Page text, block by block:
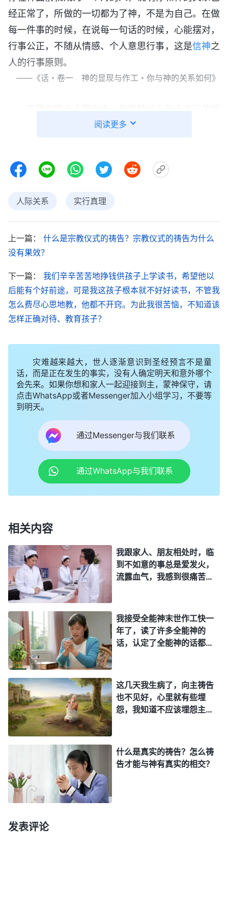
经正常了，所做的一切都为了神，不是为自己。在做
每一件事的时候，在说每一句话的时候，心能摆对，
行事公正，不随从情感、个人意思行事，这是信神之
人的行事原则。
——《话・卷一 神的显现与作工・你与神的关系如何》
妒、纷争、挖苦、贬低或者各种方式的伤害、各种手
这些事，那你与人之间的关系就变得很正常了，就能
了，在一个人群当中不受人、事、物的辖制与搅扰
了，那你的情形就是正常的，是能活在神面前的。只
要有人的地方就会产生是非，只要有是非，如果你不
凭真理活着，你就会卷入是非当中。这些是非包括什
么？争执，嫉妒，仇恨，鄙视，互相较量，互相论
断，互相争高低，比试恩赐、能耐大小，比试身材、
长相好坏，比谁的素质高，谁的地位高，谁的名望
高，谁说话有分量，谁比较受重用，谁有出息，谁比
常常被争斗、争执这些是是非非的事缠绕着，不但伤
害你自己，也伤害其他人，这样你总也不能来到神面
前。谁说你两句不好听的话你就消极了，谁的恩赐、
素质比你高，头脑反应比你快，你心里就不舒服，就
跟人较量、较劲。总被这些情形缠绕人活得就很可
怜，很累，很痛苦。这是不是灵生活受搅扰了？你从
这里走不出来，你的生命就常常受亏损。
——《话・卷三 末世基督座谈纪要・进入真理实际最基本
的实行原则》
两个人相处得来必须得交心，和谐配搭更需要交
心，有时与人相处虽然性格合不来，或者家庭环境、
背景、经济条件也都不相当，但是如果两个人能交
心，有什么事能互相敞开、沟通，没有谎言欺骗，能
够把自己的心亮给对方，这样就能成为真正的朋友，
这就是知心朋友。在他有难处的时候，也可能他谁也
不找就找你，哪怕你骂他一顿，他知道你的话是真实
的，因为他知道你是个诚实的人，你的心是真诚的。
你们能不能做这样的人呢？你们是不是这样的人？如
感觉到你的真心、真诚。如果跟人在一起说话、打交
道、办事都是敷衍的话、官话、好听的话、奉承的
话、不负责任的话、想象的话，或者根本就是讨好对
方的话，这就没有一丁点儿实在的东西，一点诚心都
没有。无论跟谁相处都是这种方式，这样的人有没有
诚实的心？这就不是诚实人。
——《话・卷三 末世基督座谈纪要・做诚实人才能活出真
人类被撒但败坏太深，丝毫不明白真理，所以对
阅读更多
人际关系 实行真理
上一篇： 什么是宗教仪式的祷告？宗教仪式的祷告为什么
没有果效？
下一篇： 我们辛辛苦苦地挣钱供孩子上学读书，希望他以
后能有个好前途，可是我这孩子根本就不好好读书，不管我
怎么费尽心思地教，他都不开窍。为此我很苦恼，不知道该
怎样正确对待、教育孩子？
灾难越来越大，世人逐渐意识到圣经预言不是童
话，而是正在发生的事实，没有人确定明天和意外哪个
会先来。如果你想和家人一起迎接到主，蒙神保守，请
点击WhatsApp或者Messenger加入小组学习，不要等
到明天。
通过Messenger与我们联系
通过WhatsApp与我们联系
相关内容
我跟家人、朋友相处时，临
到不如意的事总是爱发火，
流露血气，我感到很痛苦，
性呢？
我接受全能神末世作工快一
年了，读了许多全能神的
话，认定了全能神的话都是
去败坏性情，生命逐步长
大。但是很多时候，我却实
行不出神的话，为此我也很
着急。请问，这个问题该怎
这几天我生病了，向主祷告
也不见好，心里就有些埋
怨，我知道不应该埋怨主，
什么是真实的祷告？怎么祷
告才能与神有真实的相交？
发表评论